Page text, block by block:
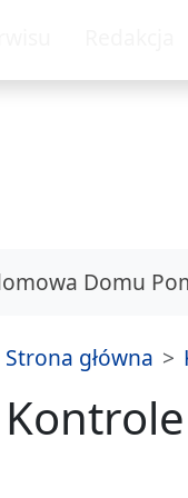
Domu
Strona główna
Kontrole